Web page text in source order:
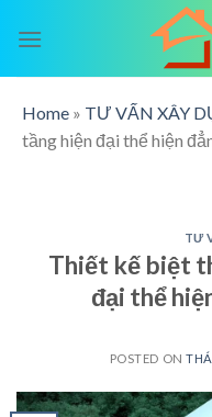
Home » TƯ VẤN XÂY
tầng hiện đại thể hiện
TƯ
Thiết kế biệt
đại thể
POSTED ON